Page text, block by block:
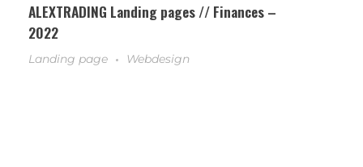
ALEXTRADING Landing pages // Finances –
2022
Landing page Webdesign